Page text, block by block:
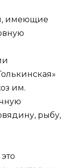
имеющие
им.
рыбу,